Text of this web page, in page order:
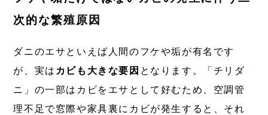
次的な繁殖原因
ダニのエサといえば人間のフケや垢が有名です
が、実は カビも大きな要因 となります。「チリダ
ニ」の一部はカビをエサとして好むため、空調管
理不足で窓際や家具裏にカビが発生すると、それ